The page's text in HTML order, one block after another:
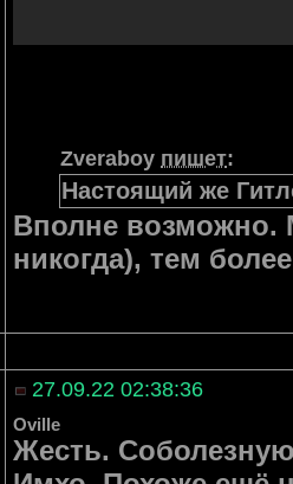
Zveraboy пишет:
Настоящий же
Вполне возможно.
никогда), тем
27.09.22 02:38:36
Oville
Жесть.